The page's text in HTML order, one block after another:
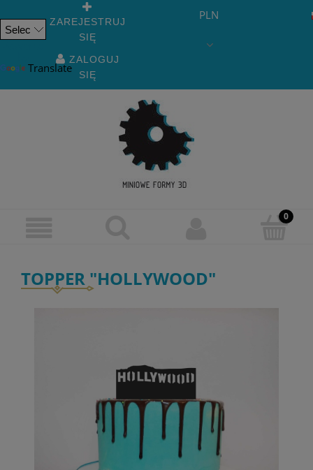
Translate
ZAREJESTRUJ
SIĘ
ZALOGUJ
SIĘ
PLN
TOPPER "HOLLYWOOD"